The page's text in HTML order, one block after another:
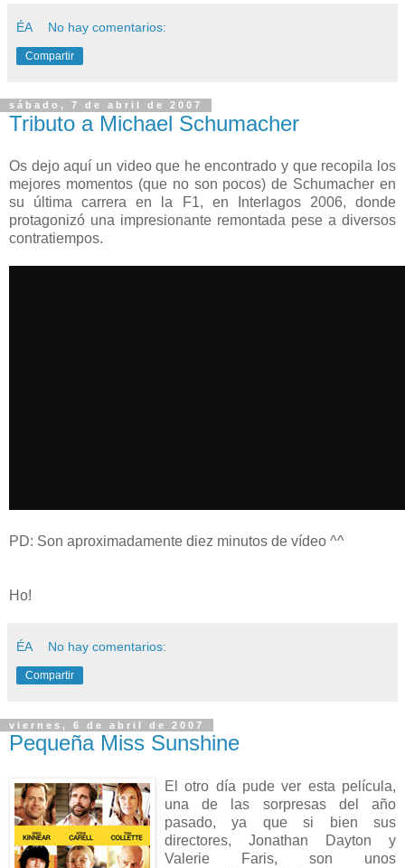
ÉA No hay comentarios:
Compartir
sábado, 7 de abril de 2007
Tributo a Michael Schumacher
Os dejo aquí un video que he encontrado y que recopila los
mejores momentos (que no son pocos) de Schumacher en
su última carrera en la F1, en Interlagos 2006, donde
protagonizó una impresionante remontada pese a diversos
contratiempos.
PD: Son aproximadamente diez minutos de vídeo ^^
Ho!
ÉA No hay comentarios:
Compartir
viernes, 6 de abril de 2007
Pequeña Miss Sunshine
El otro día pude ver esta película,
una de las sorpresas del año
pasado, ya que si bien sus
directores, Jonathan Dayton y
Valerie Faris, son unos